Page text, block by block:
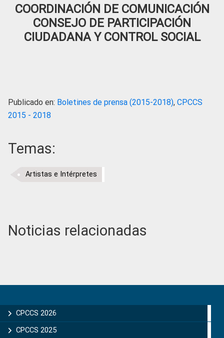
COORDINACIÓN DE COMUNICACIÓN
CONSEJO DE PARTICIPACIÓN
CIUDADANA Y CONTROL SOCIAL
Publicado en: Boletines de prensa (2015-2018), CPCCS
2015 - 2018
Temas:
Artistas e Intérpretes
Noticias relacionadas
Sidebar
CPCCS 2026
CPCCS 2025